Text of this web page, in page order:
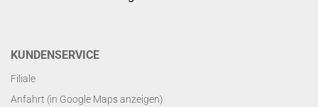
KUNDENSERVICE
Filiale
Anfahrt (in Google Maps anzeigen)